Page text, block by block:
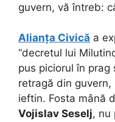
guvern, vă întreb:
Alianța Civică a
“decretul lui
pus piciorul în prag
retragă din
ieftin. Fosta mână
Vojislav Seselj, nu